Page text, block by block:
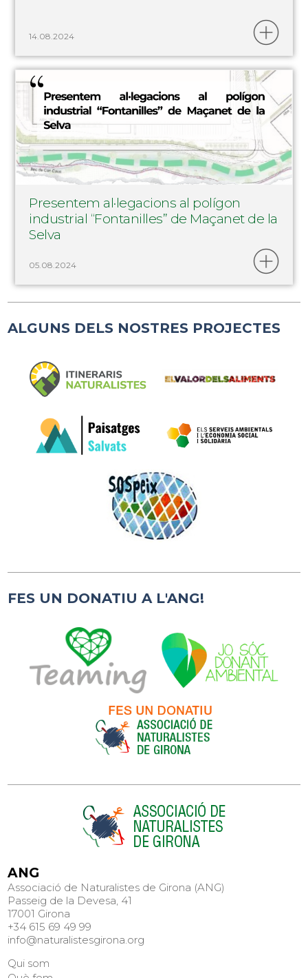
14.08.2024
Presentem al·legacions al polígon
industrial “Fontanilles” de Maçanet de la
Selva
05.08.2024
ALGUNS DELS NOSTRES PROJECTES
FES UN DONATIU A L'ANG!
ANG
Associació de Naturalistes de Girona (ANG)
Passeig de la Devesa, 41
17001 Girona
+34 615 69 49 99
info@naturalistesgirona.org
Qui som